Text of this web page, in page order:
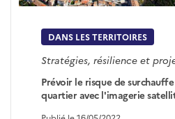
DANS LES TERRITOIRES
Stratégies, résilience et
Prévoir le risque de
quartier avec l'imagerie